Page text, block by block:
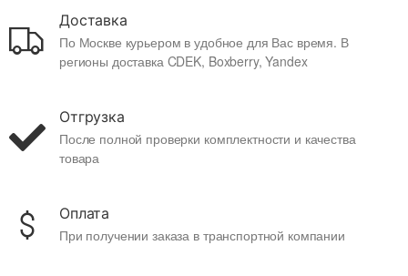
Доставка
По Москве курьером в удобное для Вас время. В
регионы доставка CDEK, Boxberry, Yandex
Отгрузка
После полной проверки комплектности и качества
товара
Оплата
При получении заказа в транспортной компании